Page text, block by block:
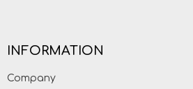
INFORMATION
Company